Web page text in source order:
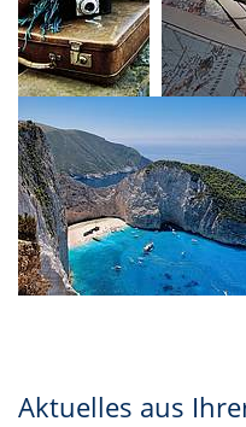
Aktuelles aus